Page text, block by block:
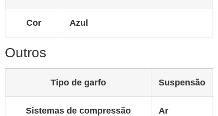
Cor Azul
Outros
Tipo de garfo Suspensão
Sistemas de compressão Ar